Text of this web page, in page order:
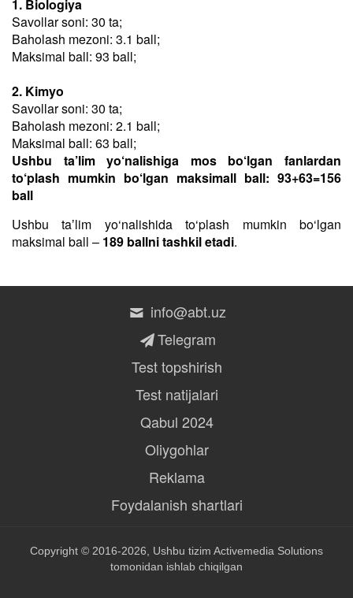
1. Biologiya
Savollar soni: 30 ta;
Baholash mezoni: 3.1 ball;
Maksimal ball: 93 ball;
2. Kimyo
Savollar soni: 30 ta;
Baholash mezoni: 2.1 ball;
Maksimal ball: 63 ball;
Ushbu ta’lim yo‘nalishiga mos bo‘lgan fanlardan
to‘plash mumkin bo‘lgan maksimall ball: 93+63=156
ball
Ushbu taʼlim yo‘nalishida to‘plash mumkin bo‘lgan
maksimal ball – 189 ballni tashkil etadi.
info@abt.uz
Telegram
Test topshirish
Test natijalari
Qabul 2024
Oliygohlar
Reklama
Foydalanish shartlari
Copyright © 2016-2026, Ushbu tizim Activemedia Solutions
tomonidan ishlab chiqilgan